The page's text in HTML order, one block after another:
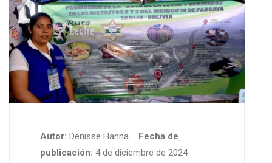
Autor: Denisse Hanna Fecha de
publicación: 4 de diciembre de 2024